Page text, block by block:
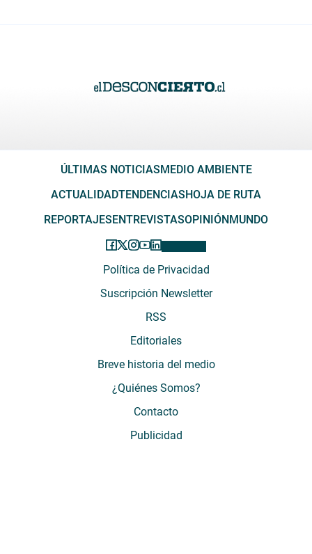
ÚLTIMAS NOTICIAS MEDIO AMBIENTE
ACTUALIDADTENDENCIAS HOJA DE RUTA
REPORTAJES ENTREVISTASOPINIÓN MUNDO
Política de Privacidad
Suscripción Newsletter
RSS
Editoriales
Breve historia del medio
¿Quiénes Somos?
Contacto
Publicidad